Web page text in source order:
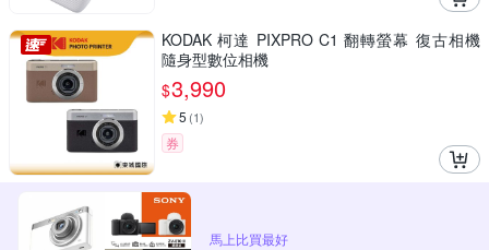
KODAK 柯達 PIXPRO C1 翻轉螢幕 復古相機
隨身型數位相機
$3,990
5 (1)
券
馬上比買最好